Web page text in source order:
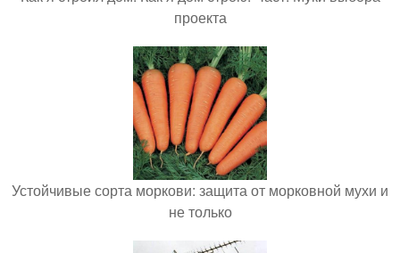
проекта
Устойчивые сорта моркови: защита от морковной мухи и
не только